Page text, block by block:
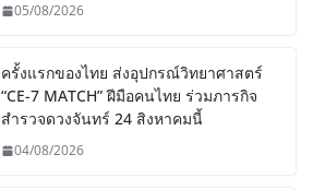
05/08/2026
ครั้งแรกของไทย ส่งอุปกรณ์วิทยาศาสตร์
“CE-7 MATCH” ฝีมือคนไทย ร่วมภารกิจ
สำรวจดวงจันทร์ 24 สิงหาคมนี้
04/08/2026